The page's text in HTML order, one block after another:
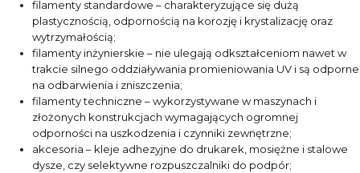
filamenty standardowe – charakteryzujące się dużą
plastycznością, odpornością na korozję i krystalizację oraz
wytrzymałością;
filamenty inżynierskie – nie ulegają odkształceniom nawet w
trakcie silnego oddziaływania promieniowania UV i są odporne
na odbarwienia i zniszczenia;
filamenty techniczne – wykorzystywane w maszynach i
złożonych konstrukcjach wymagających ogromnej
odporności na uszkodzenia i czynniki zewnętrzne;
akcesoria – kleje adhezyjne do drukarek, mosiężne i stalowe
dysze, czy selektywne rozpuszczalniki do podpór;